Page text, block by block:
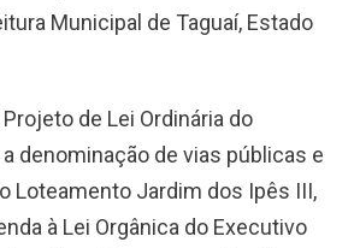
Municipal de Taguaí, Estado
de Lei Ordinária do
denominação de vias públicas e
Loteamento Jardim dos Ipês III,
à Lei Orgânica do Executivo